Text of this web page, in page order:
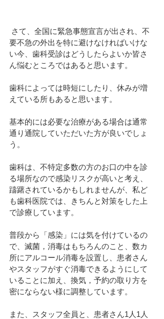
要不急の外出を特に避けなければいけな
い今、歯科受診はどうしたらよいか皆さ
ん悩むところではあると思います。
歯科によっては時短にしたり、休みが増
えている所もあると思います。
基本的には必要な治療がある場合は通常
通り通院していただいた方が良いでしょ
う。
歯科は、不特定多数の方のお口の中を診
る場所なので感染リスクが高いと考え、
躊躇されているかもしれませんが、私ど
も歯科医院では、きちんと対策をした上
で診療しています。
普段から「感染」には気を付けているの
で、滅菌，消毒はもちろんのこと、数カ
所にアルコール消毒を設置し、患者さん
やスタッフがすぐ消毒できるようにして
いることに加え、換気，予約の取り方を
密にならない様に調整しています。
また、スタッフ全員と、患者さん1人1人